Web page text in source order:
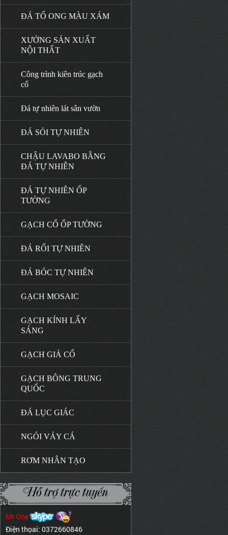
ĐÁ TỔ ONG MÀU XÁM
XƯỞNG SẢN XUẤT
NỘI THẤT
Công trình kiên trúc gạch
cổ
Đá tự nhiên lát sân vườn
ĐÁ SỎI TỰ NHIÊN
CHẬU LAVABO BẰNG
ĐÁ TỰ NHIÊN
ĐÁ TỰ NHIÊN ỐP
TƯỜNG
GẠCH CỔ ỐP TƯỜNG
ĐÁ RỐI TỰ NHIÊN
ĐÁ BÓC TỰ NHIÊN
GẠCH MOSAIC
GẠCH KÍNH LẤY
SÁNG
GẠCH GIẢ CỔ
GẠCH BÔNG TRUNG
QUỐC
ĐÁ LỤC GIÁC
NGÓI VẢY CÁ
RƠM NHÂN TẠO
Hỗ trợ trực tuyến
Mr One
Điện thọai: 0372660846